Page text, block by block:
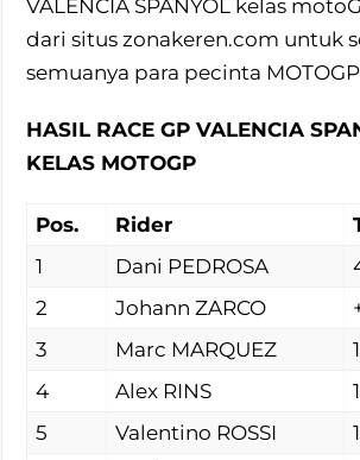
VALENCIA SPANYOL kelas
dari situs zonakeren.com untuk
semuanya para pecinta
HASIL RACE GP VALENCIA
KELAS MOTOGP
Pos. Rider
1
Dani PEDROSA
2
Johann ZARCO
3
Marc MARQUEZ
4
Alex RINS
5
Valentino ROSSI